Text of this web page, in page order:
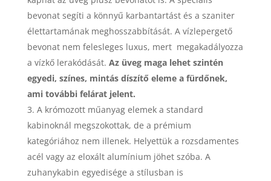
bevonat segíti a könnyű karbantartást és a szaniter
élettartamának meghosszabbítását. A vízlepergető
bevonat nem felesleges luxus, mert megakadályozza
a vízkő lerakódását. Az üveg maga lehet szintén
egyedi, színes, mintás díszítő eleme a fürdőnek,
ami további felárat jelent.
A krómozott műanyag elemek a standard
kabinoknál megszokottak, de a prémium
kategóriához nem illenek. Helyettük a rozsdamentes
acél vagy az eloxált alumínium jöhet szóba. A
zuhanykabin egyedisége a stílusban is